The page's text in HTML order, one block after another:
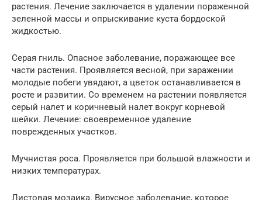
растения. Лечение заключается в удалении пораженной
зеленной массы и опрыскивание куста бордоской
жидкостью.
Серая гниль. Опасное заболевание, поражающее все
части растения. Проявляется весной, при заражении
молодые побеги увядают, а цветок останавливается в
росте и развитии. Со временем на растении появляется
серый налет и коричневый налет вокруг корневой
шейки. Лечение: своевременное удаление
поврежденных участков.
Мучнистая роса. Проявляется при большой влажности и
низких температурах.
Листовая мозаика. Вирусное заболевание, которое